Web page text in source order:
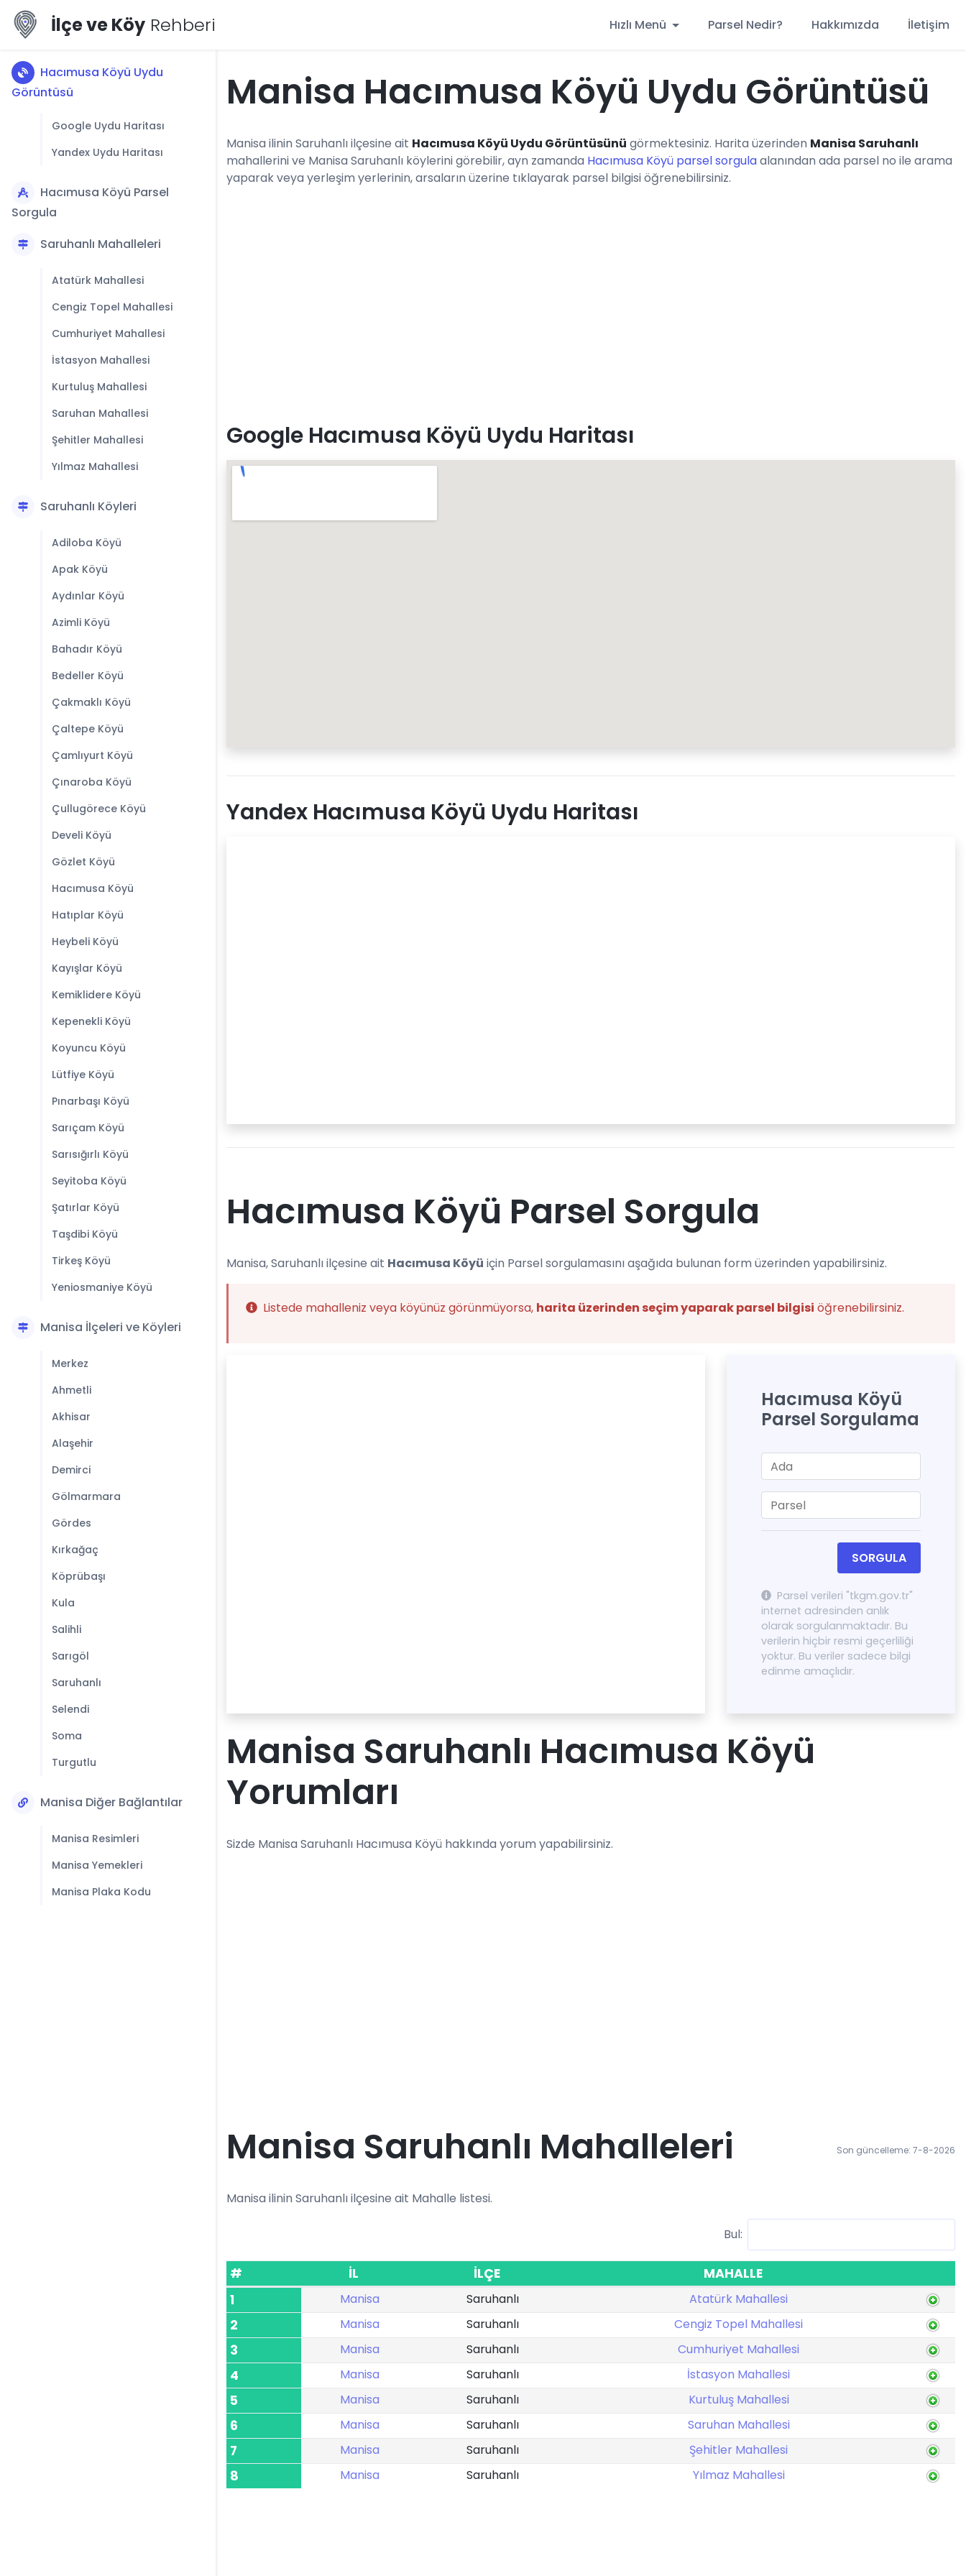
İlçe ve Köy Rehberi Hızlı Menü Parsel Nedir? Hakkımızda İletişim
Hacımusa Köyü Uydu
Görüntüsü
Google Uydu Haritası
Yandex Uydu Haritası
Hacımusa Köyü Parsel
Sorgula
Saruhanlı Mahalleleri
Atatürk Mahallesi
Cengiz Topel Mahallesi
Cumhuriyet Mahallesi
İstasyon Mahallesi
Kurtuluş Mahallesi
Saruhan Mahallesi
Şehitler Mahallesi
Yılmaz Mahallesi
Saruhanlı Köyleri
Adiloba Köyü
Apak Köyü
Aydınlar Köyü
Azimli Köyü
Bahadır Köyü
Bedeller Köyü
Çakmaklı Köyü
Çaltepe Köyü
Çamlıyurt Köyü
Çınaroba Köyü
Çullugörece Köyü
Develi Köyü
Gözlet Köyü
Hacımusa Köyü
Hatıplar Köyü
Heybeli Köyü
Kayışlar Köyü
Kemiklidere Köyü
Kepenekli Köyü
Koyuncu Köyü
Lütfiye Köyü
Pınarbaşı Köyü
Sarıçam Köyü
Sarısığırlı Köyü
Seyitoba Köyü
Şatırlar Köyü
Taşdibi Köyü
Tirkeş Köyü
Yeniosmaniye Köyü
Manisa İlçeleri ve Köyleri
Merkez
Ahmetli
Akhisar
Alaşehir
Demirci
Gölmarmara
Gördes
Kırkağaç
Köprübaşı
Kula
Salihli
Sarıgöl
Saruhanlı
Selendi
Soma
Turgutlu
Manisa Diğer Bağlantılar
Manisa Resimleri
Manisa Yemekleri
Manisa Plaka Kodu
Manisa Hacımusa Köyü Uydu Görüntüsü
Manisa ilinin Saruhanlı ilçesine ait Hacımusa Köyü Uydu Görüntüsünü görmektesiniz. Harita üzerinden Manisa Saruhanlı
mahallerini ve Manisa Saruhanlı köylerini görebilir, ayn zamanda Hacımusa Köyü parsel sorgulaalanından ada parsel no ile arama
yaparak veya yerleşim yerlerinin, arsaların üzerine tıklayarak parsel bilgisi öğrenebilirsiniz.
Google Hacımusa Köyü Uydu Haritası
Yandex Hacımusa Köyü Uydu Haritası
Hacımusa Köyü Parsel Sorgula
Manisa, Saruhanlı ilçesine ait Hacımusa Köyü için Parsel sorgulamasını aşağıda bulunan form üzerinden yapabilirsiniz.
Listede mahalleniz veya köyünüz görünmüyorsa, harita üzerinden seçim yaparak parsel bilgisi öğrenebilirsiniz.
Hacımusa Köyü
Parsel Sorgulama
SORGULA
Parsel verileri "tkgm.gov.tr"
internet adresinden anlık
olarak sorgulanmaktadır. Bu
verilerin hiçbir resmi geçerliliği
yoktur. Bu veriler sadece bilgi
edinme amaçlıdır.
Manisa Saruhanlı Hacımusa Köyü
Yorumları
Sizde Manisa Saruhanlı Hacımusa Köyü hakkında yorum yapabilirsiniz.
Manisa Saruhanlı Mahalleleri Son güncelleme: 7-8-2026
Manisa ilinin Saruhanlı ilçesine ait Mahalle listesi.
Bul:
# İL İLÇE
MAHALLE
1
Manisa Saruhanlı Atatürk Mahallesi
2 Manisa Saruhanlı Cengiz Topel Mahallesi
3 Manisa Saruhanlı Cumhuriyet Mahallesi
4 Manisa Saruhanlı İstasyon Mahallesi
5 Manisa Saruhanlı Kurtuluş Mahallesi
6 Manisa Saruhanlı Saruhan Mahallesi
7 Manisa Saruhanlı Şehitler Mahallesi
8 Manisa Saruhanlı Yılmaz Mahallesi